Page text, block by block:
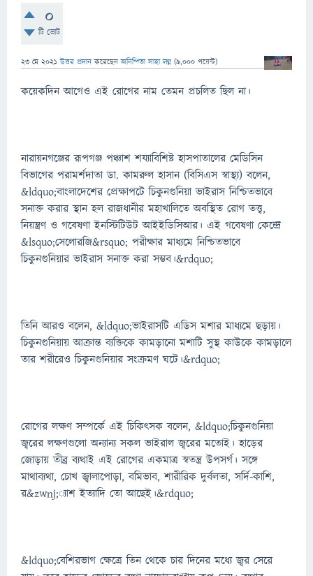
0
টি ভোট
23 মে 2021 উত্তর প্রদান করেছেনঅনিন্দিতা সাহা লগ্ন (9,000 পয়েন্ট)
কয়েকদিন আগেও এই রোগের নাম তেমন প্রচলিত ছিল না।
নারায়নগঞ্জের রূপগঞ্জ পঞ্চাশ শয্যাবিশিষ্ট হাসপাতালের মেডিসিন
বিভাগের পরামর্শদাতা ডা. কামরুল হাসান (বিসিএস স্বাস্থ্য) বলেন,
&ldquo;বাংলাদেশের প্রেক্ষাপটে চিকুনগুনিয়া ভাইরাস নিশ্চিতভাবে
সনাক্ত করার স্থান হল রাজধানীর মহাখালিতে অবস্থিত রোগ তত্ত্ব,
নিয়ন্ত্রণ ও গবেষণা ইনস্টিটিউট আইইডিসিআর। এই গবেষণা কেন্দ্রে
&lsquo;সেলোরজি&rsquo; পরীক্ষার মাধ্যমে নিশ্চিতভাবে
চিকুনগুনিয়ার ভাইরাস সনাক্ত করা সম্ভব।&rdquo;
তিনি আরও বলেন, &ldquo;ভাইরাসটি এডিস মশার মাধ্যমে ছড়ায়।
চিকুনগুনিয়ায় আক্রান্ত ব্যক্তিকে কামড়ানো মশাটি সুস্থ কাউকে কামড়ালে
তার শরীরেও চিকুনগুনিয়ার সংক্রমণ ঘটে।&rdquo;
রোগের লক্ষণ সম্পর্কে এই চিকিৎসক বলেন, &ldquo;চিকুনগুনিয়া
জ্বরের লক্ষণগুলো অন্যান্য সকল ভাইরাল জ্বরের মতোই। হাড়ের
জোড়ায় তীব্র ব্যথাই এই রোগের একমাত্র স্বতন্ত্র উপসর্গ। সঙ্গে
মাথাব্যথা, চোখ জ্বালাপোড়া, বমিভাব, শারীরিক দুর্বলতা, সর্দি-কাশি,
র&zwnj;্যাশ ইত্যাদি তো আছেই।&rdquo;
&ldquo;বেশিরভাগ ক্ষেত্রে তিন থেকে চার দিনের মধ্যে জ্বর সেরে